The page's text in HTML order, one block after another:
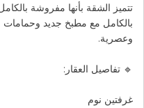
تتميز الشقة بأنها مفروشة
بالكامل مع مطبخ جديد
وعصرية.
🔹 تفاصيل العقار:
غرفتين نوم